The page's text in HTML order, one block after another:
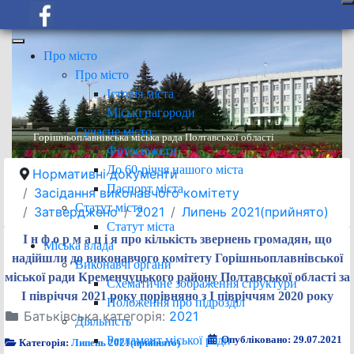
Про місто
Про місто
Історія міста
Міські нагороди
Сучасне місто
Фотосюжети
До 60-річчя нашого міста
Паспорт міста
Статут міста
Статут міста
Міська влада
Виконавчі органи
Схематичне зображення структури
Положення про підрозділ
Діяльність
Регламент міської ради
Горішньоплавнівська міська рада Полтавської області
Нормативні документи
Засідання виконавчого комітету
Затверджено
2021 Липень 2021(прийнято)
І н ф о р м а ц і я про кількість звернень громадян, що
надійшли до виконавчого комітету Горішньоплавнівської
міської ради Кременчуцького району Полтавської області за
І півріччя 2021 року порівняно з І півріччям 2020 року
Батьківська категорія: 2021
Категорія:Липень 2021(прийнято) Опубліковано: 29.07.2021